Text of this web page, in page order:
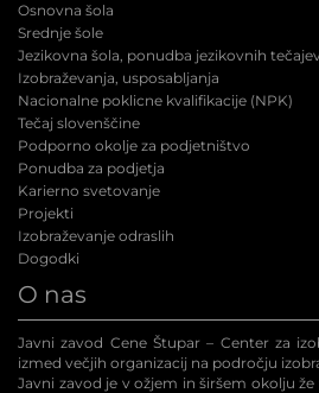
Osnovna šola
Srednje šole
Jezikovna šola, ponudba jezikovnih tečajev
Izobraževanja, usposabljanja
Nacionalne poklicne kvalifikacije (NPK)
Tečaj slovenščine
Podporno okolje za podjetništvo
Ponudba za podjetja
Karierno svetovanje
Projekti
Izobraževanje odraslih
Dogodki
O nas
Javni zavod Cene Štupar – Center za
izmed večjih organizacij na področju
Javni zavod je v ožjem in širšem okolju